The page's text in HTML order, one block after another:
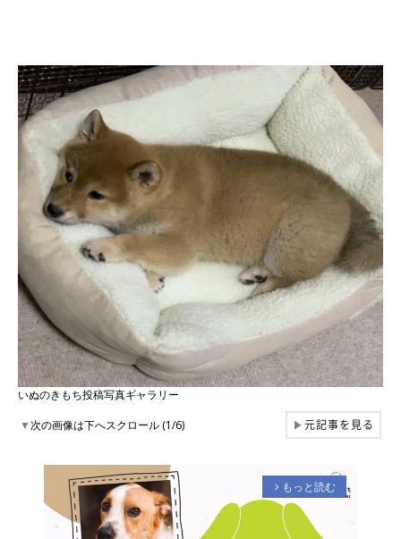
いぬのきもち投稿写真ギャラリー
▼次の画像は下へスクロール (1/6) ▶元記事を見る
arrow_forward_ios もっと読む